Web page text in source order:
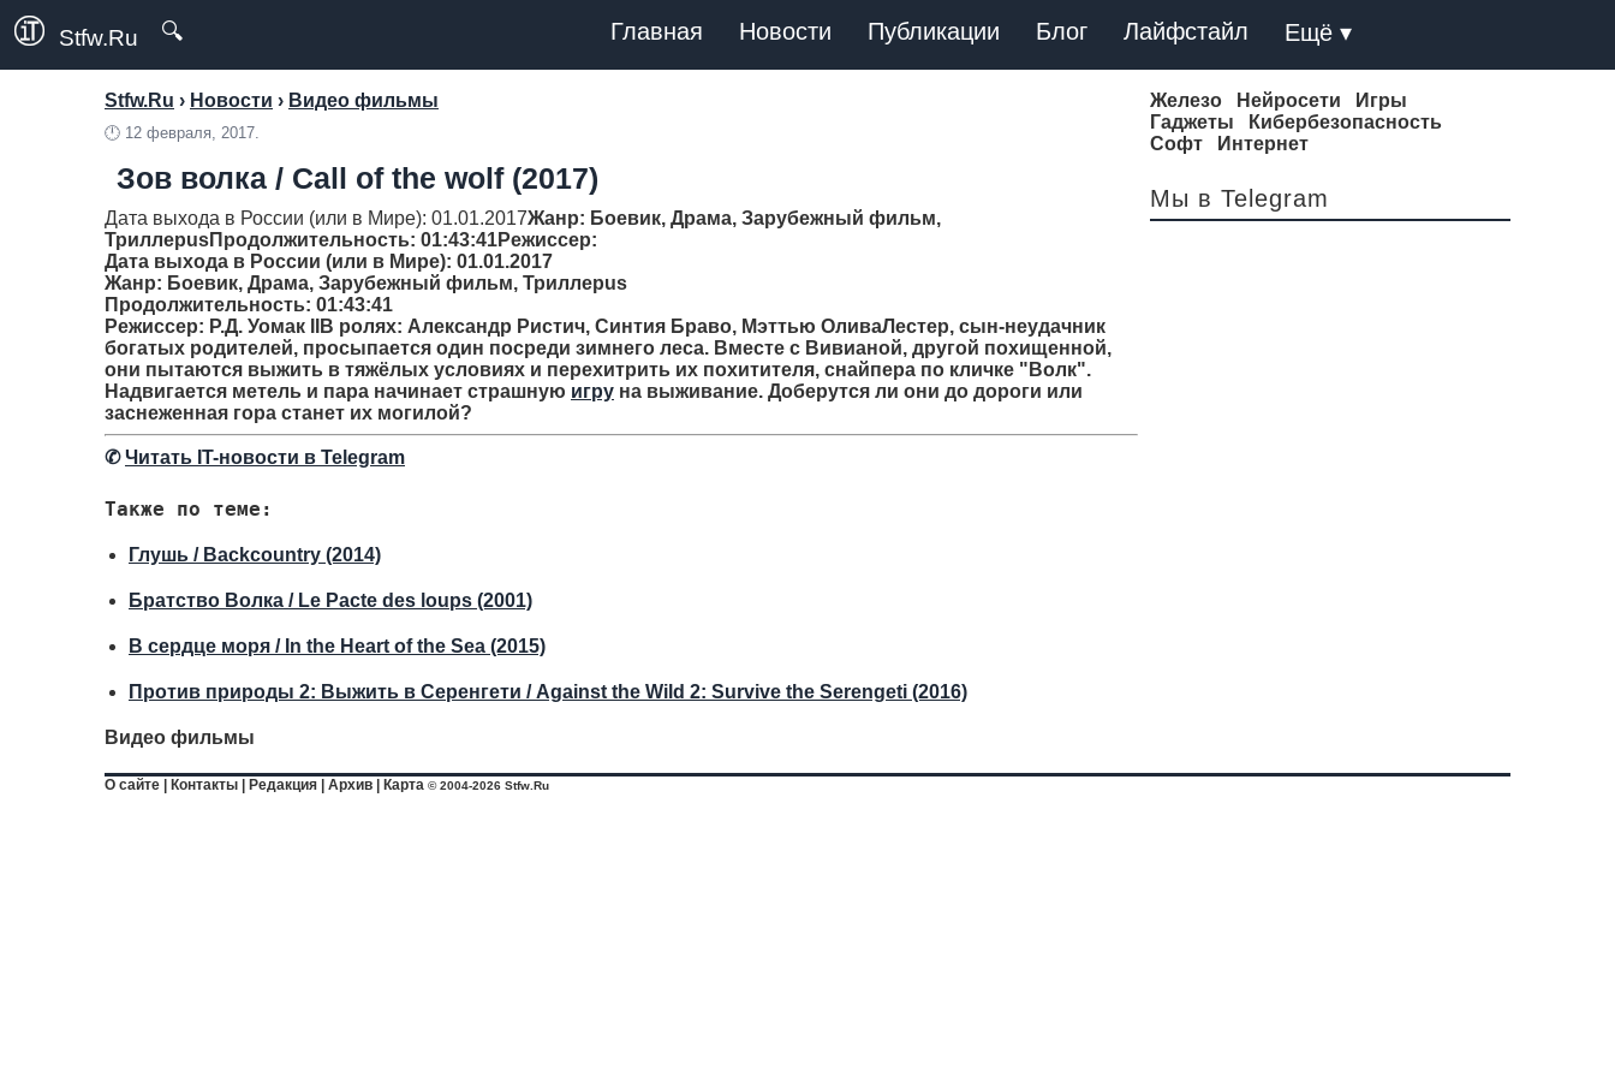
Stfw.Ru 🔍 Главная Новости Публикации Блог Лайфстайл Ещё ▾
Stfw.Ru › Новости › Видео фильмы
🕛 12 февраля, 2017.
Зов волка / Call of the wolf (2017)
Дата выхода в России (или в Мире): 01.01.2017Жанр: Боевик, Драма, Зарубежный фильм,
ТриллерusПродолжительность: 01:43:41Режиссер:
Дата выхода в России (или в Мире): 01.01.2017
Жанр: Боевик, Драма, Зарубежный фильм, Триллерus
Продолжительность: 01:43:41
Режиссер: Р.Д. Уомак IIВ ролях: Александр Ристич, Синтия Браво, Мэттью ОливаЛестер, сын-неудачник
богатых родителей, просыпается один посреди зимнего леса. Вместе с Вивианой, другой похищенной,
они пытаются выжить в тяжёлых условиях и перехитрить их похитителя, снайпера по кличке "Волк".
Надвигается метель и пара начинает страшную игру на выживание. Доберутся ли они до дороги или
заснеженная гора станет их могилой?
✆Читать IT-новости в Telegram
Также по теме:
Глушь / Backcountry (2014)
Братство Волка / Le Pacte des loups (2001)
В сердце моря / In the Heart of the Sea (2015)
Против природы 2: Выжить в Серенгети / Against the Wild 2: Survive the Serengeti (2016)
Железо Нейросети
Игры
Гаджеты
Кибербезопасность
Софт
Интернет
Мы в Telegram
Видео фильмы
О сайте Контакты Редакция Архив Карта © 2004-2026 Stfw.Ru